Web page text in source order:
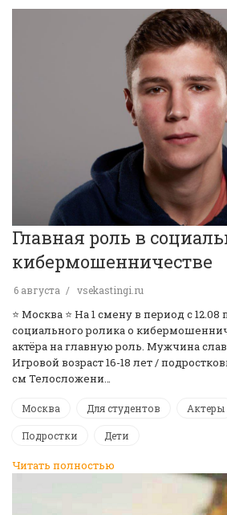
Главная роль в
кибермошенничестве
6 августа vsekastingi.ru
⭐️ Москва ⭐️ На 1 смену в период с
социального ролика о
актёра на главную роль. Мужчина
Игровой возраст 16-18 лет /
см Телосложени…
Москва Для студентов Актеры
Подростки Дети
Читать полностью